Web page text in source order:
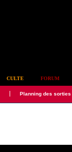
CULTE FORUM
Planning des sorties